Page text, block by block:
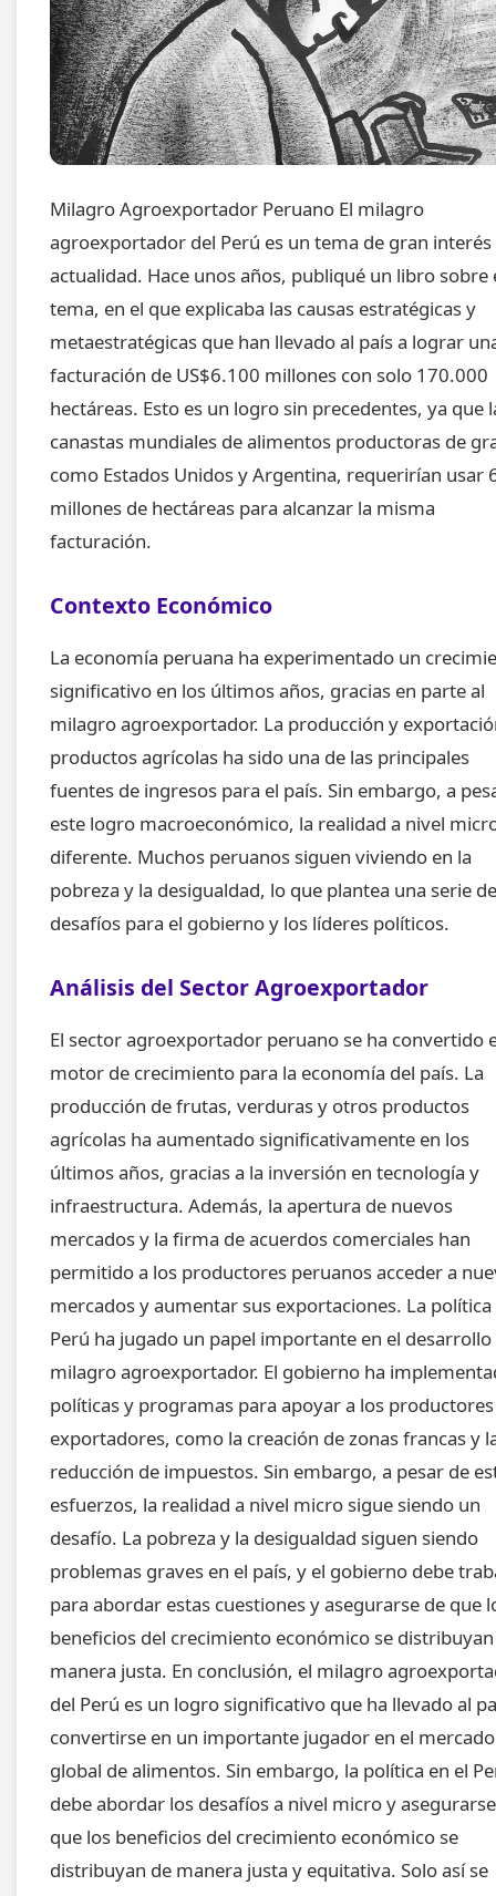
Milagro Agroexportador Peruano El milagro
agroexportador del Perú es un tema de gran interés
actualidad. Hace unos años, publiqué un libro sobre
tema, en el que explicaba las causas estratégicas y
metaestratégicas que han llevado al país a lograr
facturación de US$6.100 millones con solo 170.000
hectáreas. Esto es un logro sin precedentes, ya que
canastas mundiales de alimentos productoras de
como Estados Unidos y Argentina, requerirían usar
millones de hectáreas para alcanzar la misma
facturación.
Contexto Económico
La economía peruana ha experimentado un
significativo en los últimos años, gracias en parte al
milagro agroexportador. La producción y
productos agrícolas ha sido una de las principales
fuentes de ingresos para el país. Sin embargo, a
este logro macroeconómico, la realidad a nivel
diferente. Muchos peruanos siguen viviendo en la
pobreza y la desigualdad, lo que plantea una serie de
desafíos para el gobierno y los líderes políticos.
Análisis del Sector Agroexportador
El sector agroexportador peruano se ha convertido
motor de crecimiento para la economía del país. La
producción de frutas, verduras y otros productos
agrícolas ha aumentado significativamente en los
últimos años, gracias a la inversión en tecnología y
infraestructura. Además, la apertura de nuevos
mercados y la firma de acuerdos comerciales han
permitido a los productores peruanos acceder a
mercados y aumentar sus exportaciones. La política
Perú ha jugado un papel importante en el desarrollo
milagro agroexportador. El gobierno ha
políticas y programas para apoyar a los
exportadores, como la creación de zonas francas y
reducción de impuestos. Sin embargo, a pesar de
esfuerzos, la realidad a nivel micro sigue siendo un
desafío. La pobreza y la desigualdad siguen siendo
problemas graves en el país, y el gobierno debe
para abordar estas cuestiones y asegurarse de que
beneficios del crecimiento económico se
manera justa. En conclusión, el milagro
del Perú es un logro significativo que ha llevado al
convertirse en un importante jugador en el mercado
global de alimentos. Sin embargo, la política en el
debe abordar los desafíos a nivel micro y
que los beneficios del crecimiento económico se
distribuyan de manera justa y equitativa. Solo así se